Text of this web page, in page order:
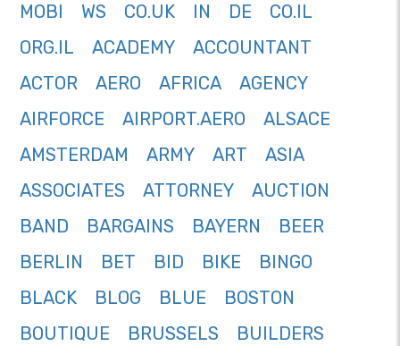
MOBI
WS CO.UK IN DE
CO.IL
ORG.IL
ACADEMY
ACCOUNTANT
ACTOR
AERO AFRICA
AGENCY
AIRFORCE
AIRPORT.AERO
ALSACE
AMSTERDAM
ARMY ART
ASIA
ASSOCIATES
ATTORNEY
AUCTION
BAND
BARGAINS BAYERN
BEER
BERLIN
BET BID BIKE
BINGO
BLACK
BLOG BLUE
BOSTON
BOUTIQUE
BRUSSELS
BUILDERS